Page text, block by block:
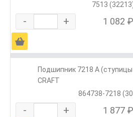
7513
- + 1 082 ₽
Ä
Подшипник 7218 А
CRAFT
864738-7218
- + 1 877 ₽